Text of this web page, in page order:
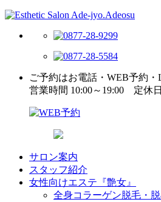
ご予約はお電話・WEB予約・
営業時間 10:00～19:00 定休
サロン案内
スタッフ紹介
女性向けエステ『艶女』
全身コラーゲン脱毛・